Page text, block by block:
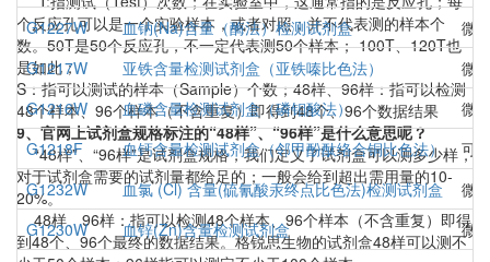
个反应孔可以是一个实验样本，或者对照；并不代表测的样本个
数。50T是50个反应孔，不一定代表测50个样本； 100T、120T也
是如此；
S：指可以测试的样本（Sample）个数；48样、96样：指可以检测
48个样本、96个样本（不含重复）即得到48个、96个数据结果
9、官网上试剂盒规格标注的“48样”、“96样”是什么意思呢？
“48样”、“96样”是试剂盒规格，我们定义了试剂盒可以测多少样，
对于试剂盒需要的试剂量都给足的；一般会给到超出需用量的10-
20%。
48样、96样：指可以检测48个样本、96个样本（不含重复）即得
到48个、96个最终的数据结果。格锐思生物的试剂盒48样可以测不
G1227W
血钠(Na)含量（酶法）检测试剂盒
微
G1217W
亚铁含量检测试剂盒（亚铁嗪比色法）
微
G1216W
血磷含量检测试剂盒（磷钼酸法）
微
G1218F
血钙含量检测试剂盒（邻甲酚酞络合铜比色法）
可
G1232W
血氯 (Cl) 含量(硫氰酸汞终点比色法)检测试剂盒
微
G1230W
血锌(Zn)含量检测试剂盒
微